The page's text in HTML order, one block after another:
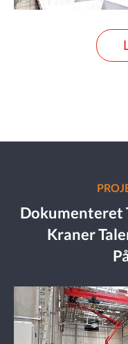
Dokumenteret
Kraner